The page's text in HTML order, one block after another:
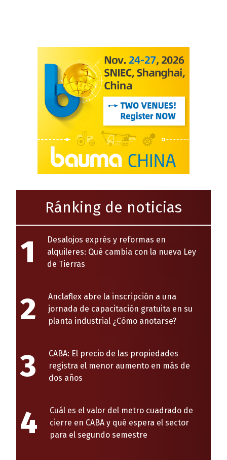
Ránking de noticias
1
Desalojos exprés y reformas en
alquileres: Qué cambia con la nueva Ley
de Tierras
2
Anclaflex abre la inscripción a una
jornada de capacitación gratuita en su
planta industrial ¿Cómo anotarse?
3
CABA: El precio de las propiedades
registra el menor aumento en más de
dos años
4
Cuál es el valor del metro cuadrado de
cierre en CABA y qué espera el sector
para el segundo semestre